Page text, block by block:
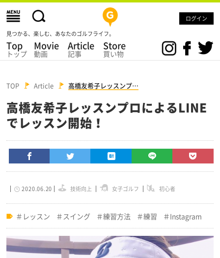
ログイン
見つかる、楽しむ、あなたのゴルフライフ。
Top
トップ
Movie
動画
Article
記事
Store
買い物
TOP Article 高橋友希子レッスンプ…
高橋友希子レッスンプロによるLINE
でレッスン開始！
2020.06.20 技術向上 女子ゴルフ 初心者
レッスン スイング 練習方法 練習 Instagram